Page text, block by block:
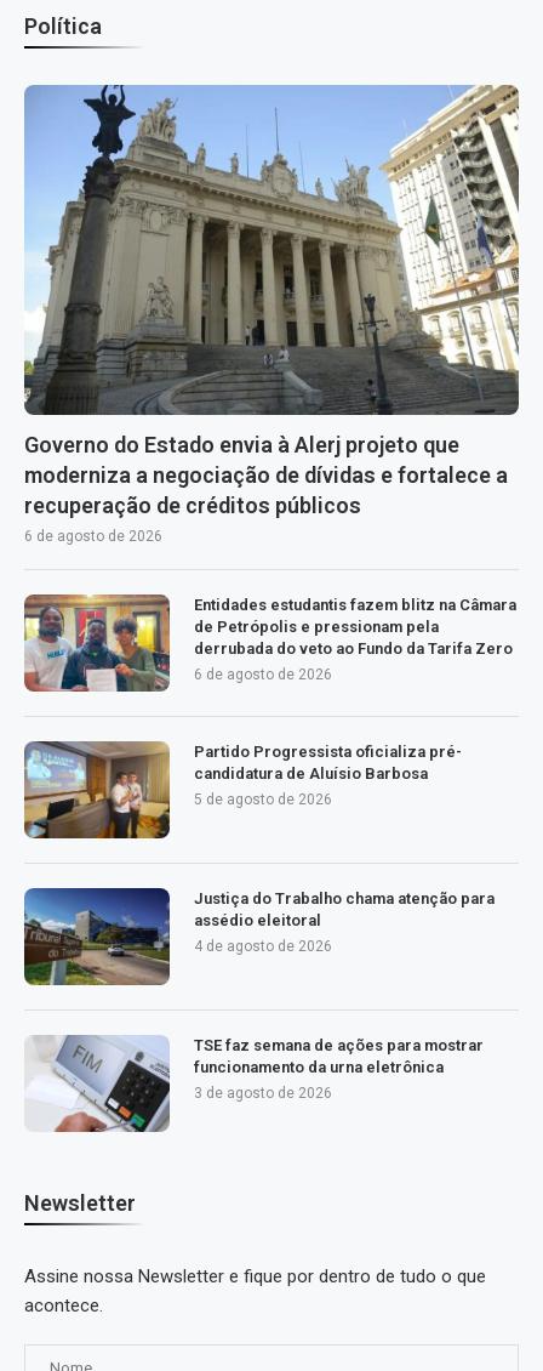
Política
Governo do Estado envia à Alerj projeto que
moderniza a negociação de dívidas e fortalece a
recuperação de créditos públicos
6 de agosto de 2026
Entidades estudantis fazem blitz na Câmara
de Petrópolis e pressionam pela
derrubada do veto ao Fundo da Tarifa Zero
6 de agosto de 2026
Partido Progressista oficializa pré-
candidatura de Aluísio Barbosa
5 de agosto de 2026
Justiça do Trabalho chama atenção para
assédio eleitoral
4 de agosto de 2026
TSE faz semana de ações para mostrar
funcionamento da urna eletrônica
3 de agosto de 2026
Newsletter
Assine nossa Newsletter e fique por dentro de tudo o que
acontece.